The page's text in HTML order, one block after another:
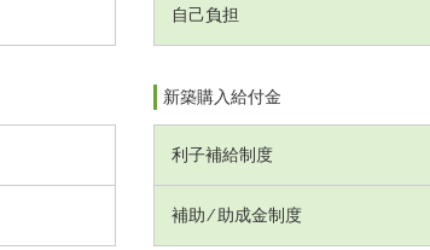
自己負担
新築購入給付金
利子補給制度
補助 ⁄ 助成金制度